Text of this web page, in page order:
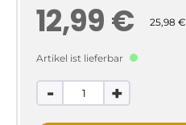
12,99 € 25,98
Artikel ist lieferbar
- +